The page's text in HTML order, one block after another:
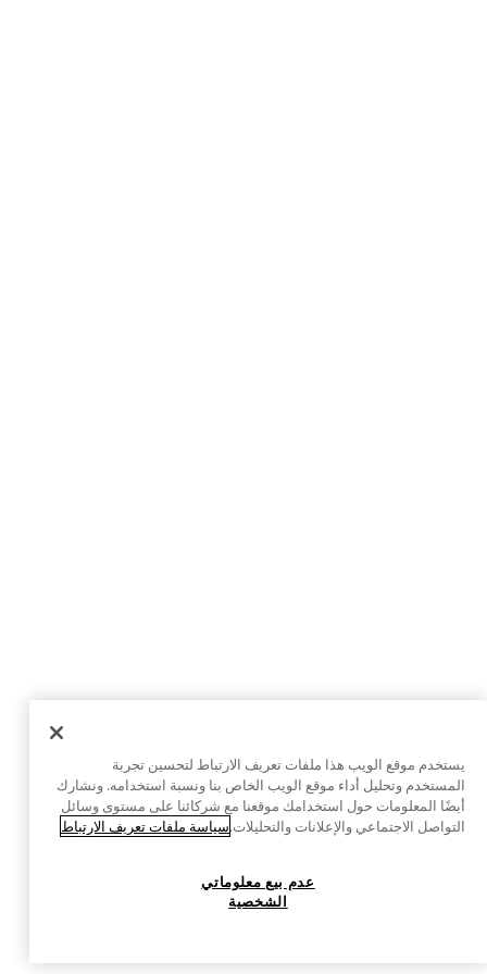
يستخدم موقع الويب هذا ملفات تعريف الارتباط لتحسين تجربة
المستخدم وتحليل أداء موقع الويب الخاص بنا ونسبة استخدامه. ونشارك
أيضًا المعلومات حول استخدامك موقعنا مع شركائنا على مستوى وسائل
التواصل الاجتماعي والإعلانات والتحليلات.سياسة ملفات تعريف الارتباط
عدم بيع معلوماتي
الشخصية